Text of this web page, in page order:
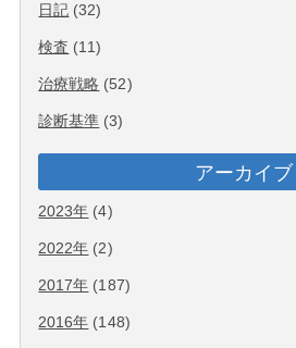
日記 (32)
検査 (11)
治療戦略 (52)
診断基準 (3)
アーカイブ
2023年 (4)
2022年 (2)
2017年 (187)
2016年 (148)